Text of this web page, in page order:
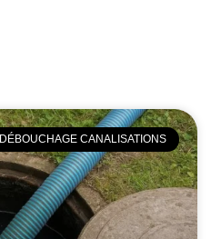
DÉBOUCHAGE CANALISATIONS